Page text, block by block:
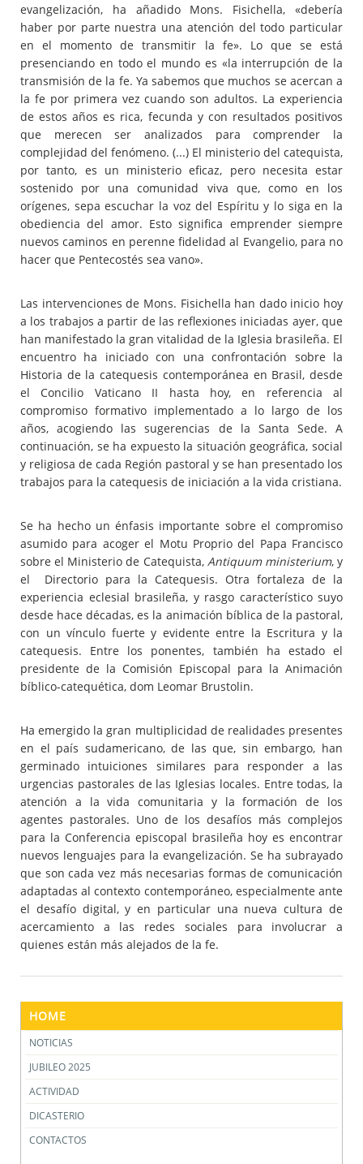
evangelización, ha añadido Mons. Fisichella, «debería
haber por parte nuestra una atención del todo particular
en el momento de transmitir la fe». Lo que se está
presenciando en todo el mundo es «la interrupción de la
transmisión de la fe. Ya sabemos que muchos se acercan a
la fe por primera vez cuando son adultos. La experiencia
de estos años es rica, fecunda y con resultados positivos
que merecen ser analizados para comprender la
complejidad del fenómeno. (...) El ministerio del catequista,
por tanto, es un ministerio eficaz, pero necesita estar
sostenido por una comunidad viva que, como en los
orígenes, sepa escuchar la voz del Espíritu y lo siga en la
obediencia del amor. Esto significa emprender siempre
nuevos caminos en perenne fidelidad al Evangelio, para no
hacer que Pentecostés sea vano».
Las intervenciones de Mons. Fisichella han dado inicio hoy
a los trabajos a partir de las reflexiones iniciadas ayer, que
han manifestado la gran vitalidad de la Iglesia brasileña. El
encuentro ha iniciado con una confrontación sobre la
Historia de la catequesis contemporánea en Brasil, desde
el Concilio Vaticano II hasta hoy, en referencia al
compromiso formativo implementado a lo largo de los
años, acogiendo las sugerencias de la Santa Sede. A
continuación, se ha expuesto la situación geográfica, social
y religiosa de cada Región pastoral y se han presentado los
trabajos para la catequesis de iniciación a la vida cristiana.
Se ha hecho un énfasis importante sobre el compromiso
asumido para acoger el Motu Proprio del Papa Francisco
sobre el Ministerio de Catequista, Antiquum ministerium, y
el Directorio para la Catequesis. Otra fortaleza de la
experiencia eclesial brasileña, y rasgo característico suyo
desde hace décadas, es la animación bíblica de la pastoral,
con un vínculo fuerte y evidente entre la Escritura y la
catequesis. Entre los ponentes, también ha estado el
presidente de la Comisión Episcopal para la Animación
bíblico-catequética, dom Leomar Brustolin.
Ha emergido la gran multiplicidad de realidades presentes
en el país sudamericano, de las que, sin embargo, han
germinado intuiciones similares para responder a las
urgencias pastorales de las Iglesias locales. Entre todas, la
atención a la vida comunitaria y la formación de los
agentes pastorales. Uno de los desafíos más complejos
para la Conferencia episcopal brasileña hoy es encontrar
nuevos lenguajes para la evangelización. Se ha subrayado
que son cada vez más necesarias formas de comunicación
adaptadas al contexto contemporáneo, especialmente ante
el desafío digital, y en particular una nueva cultura de
acercamiento a las redes sociales para involucrar a
quienes están más alejados de la fe.
HOME
NOTICIAS
JUBILEO 2025
ACTIVIDAD
DICASTERIO
CONTACTOS